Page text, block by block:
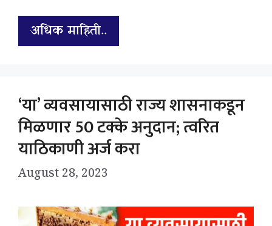
अधिक माहिती..
‘या’ व्यवसायासाठी राज्य शासनाकडून
मिळणार 50 टक्के अनुदान; त्वरित
याठिकाणी अर्ज करा
August 28, 2023